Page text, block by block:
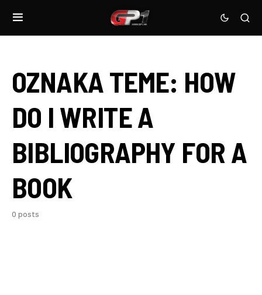
OZNAKA TEME: HOW
DO I WRITE A
BIBLIOGRAPHY FOR A
BOOK
0 posts